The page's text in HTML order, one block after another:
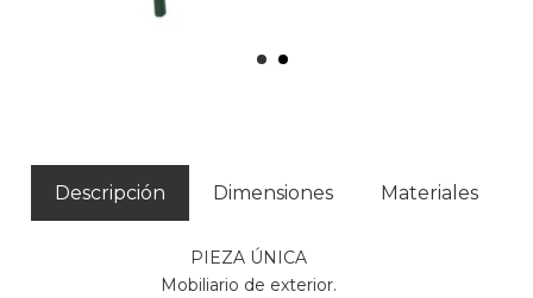
Descripción Dimensiones Materiales
PIEZA ÚNICA
Mobiliario de exterior.